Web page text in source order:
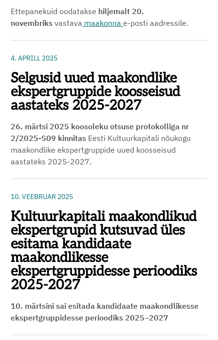
Ettepanekuid oodatakse hiljemalt 20.
novembriks vastava maakonna e-posti aadressile.
4. APRILL 2025
Selgusid uued maakondlike
ekspertgruppide koosseisud
aastateks 2025-2027
26. märtsi 2025 koosoleku otsuse protokolliga nr
2/2025-S09 kinnitas Eesti Kultuurkapitali nõukogu
maakondlike ekspertgruppide uued koosseisud
aastateks 2025-2027.
10. VEEBRUAR 2025
Kultuurkapitali maakondlikud
ekspertgrupid kutsuvad üles
esitama kandidaate
maakondlikesse
ekspertgruppidesse perioodiks
2025-2027
10. märtsini sai esitada kandidaate maakondlikesse
ekspertgruppidesse perioodiks 2025–2027